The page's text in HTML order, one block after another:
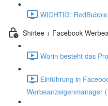
WICHTIG:
Shirtee + Facebook
Worin besteht das
Einführung in
Werbeanzeigenmanager